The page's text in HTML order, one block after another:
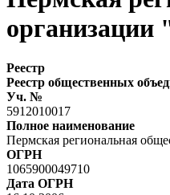
Реестр
Реестр общественных
Уч. №
5912010017
Полное наименование
Пермская региональная
ОГРН
1065900049710
Дата ОГРН